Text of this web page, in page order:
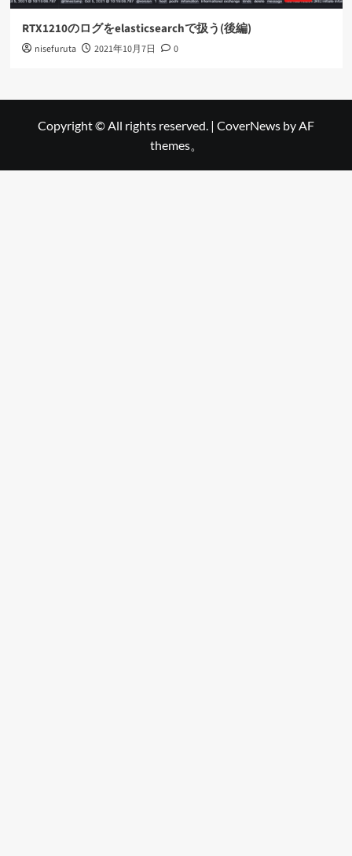
RTX1210のログをelasticsearchで扱う(後編)
nisefuruta 2021年10月7日 0
Copyright © All rights reserved. | CoverNews by AF
themes。